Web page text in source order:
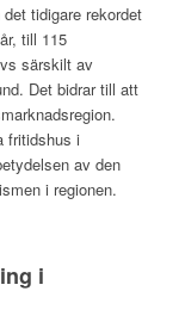
tidigare rekordet
till 115
särskilt av
Det bidrar till att
fritidshus i
av den
i regionen.
i